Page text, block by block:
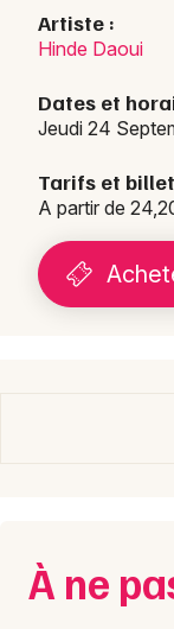
Artiste :
Hinde Daoui
Dates et
Jeudi 24
Tarifs et
A partir de
À ne